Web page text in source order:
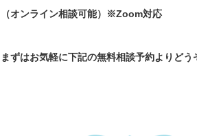
（オンライン相談可能）※Zoom対応
まずはお気軽に下記の無料相談予約よりどう